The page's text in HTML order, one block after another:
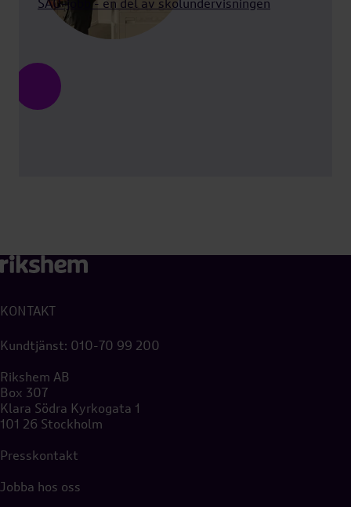
SAO-jobb - en del av skolundervisningen
KONTAKT
Kundtjänst: 010-70 99 200
Rikshem AB
Box 307
Klara Södra Kyrkogata 1
101 26 Stockholm
Presskontakt
Jobba hos oss